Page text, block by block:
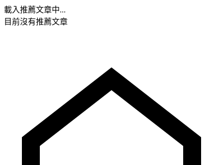
載入推薦文章中...
目前沒有推薦文章